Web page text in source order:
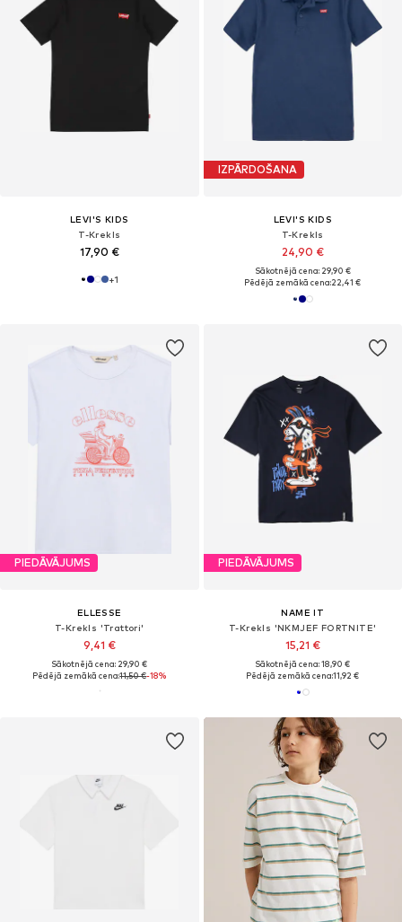
LEVI'S KIDS
T-Krekls
17,90 €
+1
IZPĀRDOŠANA
LEVI'S KIDS
T-Krekls
24,90 €
Sākotnējā cena: 29,90 €
Pēdējā zemākā cena:22,41 €
PIEDĀVĀJUMS
ELLESSE
T-Krekls 'Trattori'
9,41 €
Sākotnējā cena: 29,90 €
Pēdējā zemākā cena:11,50 €-18%
PIEDĀVĀJUMS
NAME IT
T-Krekls 'NKMJEF FORTNITE'
15,21 €
Sākotnējā cena: 18,90 €
Pēdējā zemākā cena:11,92 €